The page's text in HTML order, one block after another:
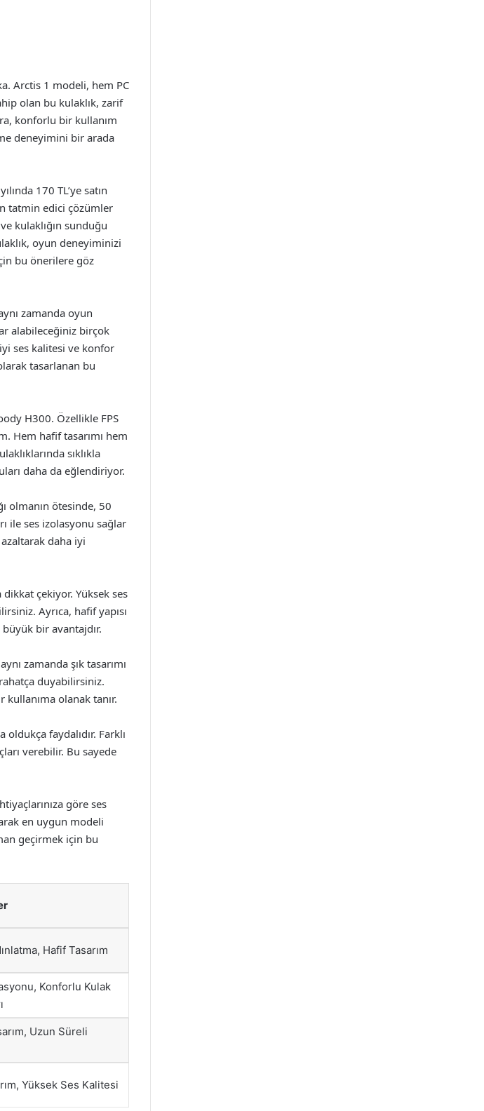
Arctis 1 modeli, hem PC
olan bu kulaklık, zarif
konforlu bir kullanım
deneyimini bir arada
170 TL’ye satın
tatmin edici çözümler
kulaklığın sunduğu
oyun deneyiminizi
bu önerilere göz
zamanda oyun
alabileceğiniz birçok
ses kalitesi ve konfor
tasarlanan bu
H300. Özellikle FPS
Hem hafif tasarımı hem
sıklıkla
daha da eğlendiriyor.
olmanın ötesinde, 50
ile ses izolasyonu sağlar
daha iyi
çekiyor. Yüksek ses
Ayrıca, hafif yapısı
bir avantajdır.
zamanda şık tasarımı
duyabilirsiniz.
kullanıma olanak tanır.
faydalıdır. Farklı
verebilir. Bu sayede
göre ses
en uygun modeli
geçirmek için bu
Hafif Tasarım
Konforlu Kulak
Uzun Süreli
Yüksek Ses Kalitesi